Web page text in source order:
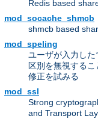
Redis based
mod_socache_shmcb
shmcb based
mod_speling
ユーザが入力し
区別を無視する
修正を試みる
mod_ssl
Strong
and Transport